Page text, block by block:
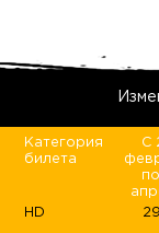
Категория
билета
С
HD